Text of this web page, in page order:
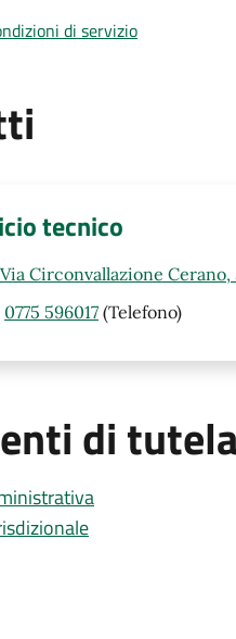
di servizio
tecnico
Via Circonvallazione Cerano,
0775 596017 (Telefono)
di tutela